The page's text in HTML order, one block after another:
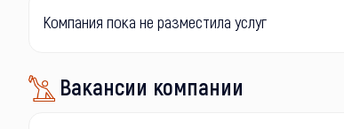
Компания пока не разместила услуг
Вакансии компании